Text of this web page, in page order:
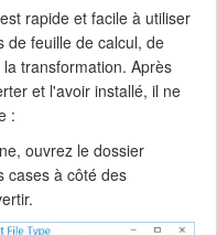
rapide et facile à utiliser
de feuille de calcul, de
transformation. Après
et l'avoir installé, il ne
:
ouvrez le dossier
cases à côté des